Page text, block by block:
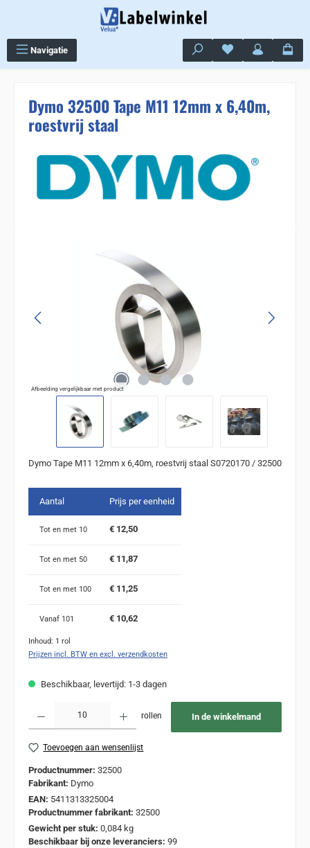
Navigatie Je hebt 0 items op
Dymo 32500 Tape M11 12mm x 6,40m,
roestvrij staal
Afbeelding vergelijkbaar met product
Dymo Tape M11 12mm x 6,40m, roestvrij staal S0720170 / 32500
Aantal Prijs per eenheid
Tot en met 10 € 12,50
Tot en met 50 € 11,87
Tot en met 100 € 11,25
Vanaf 101 € 10,62
Inhoud: 1 rol
Prijzen incl. BTW en excl. verzendkosten
Beschikbaar, levertijd: 1-3 dagen
rollen In de winkelmand
Toevoegen aan wensenlijst
Productnummer: 32500
Fabrikant: Dymo
EAN: 5411313325004
Productnummer fabrikant: 32500
Gewicht per stuk: 0,084 kg
Beschikbaar bij onze leveranciers: 99